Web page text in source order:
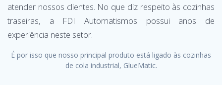
atender nossos clientes. No que diz respeito às cozinhas
traseiras, a FDI Automatismos possui anos de
experiência neste setor.
É por isso que nosso principal produto está ligado às cozinhas
de cola industrial, GlueMatic.